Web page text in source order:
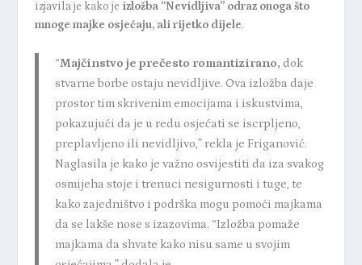
izjavila je kako je izložba “Nevidljiva”odraz onoga što
mnoge majke osjećaju, ali rijetko dijele.
“Majčinstvo je prečesto romantizirano, dok
stvarne borbe ostaju nevidljive. Ova izložba daje
prostor tim skrivenim emocijama i iskustvima,
pokazujući da je u redu osjećati se iscrpljeno,
preplavljeno ili nevidljivo,” rekla je Friganović.
Naglasila je kako je važno osvijestiti da iza svakog
osmijeha stoje i trenuci nesigurnosti i tuge, te
kako zajedništvo i podrška mogu pomoći majkama
da se lakše nose s izazovima. “Izložba pomaže
majkama da shvate kako nisu same u svojim